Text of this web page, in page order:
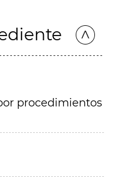
procedimientos